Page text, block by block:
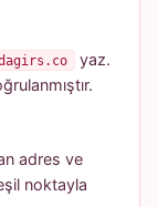
yaz.
adres ve
noktayla